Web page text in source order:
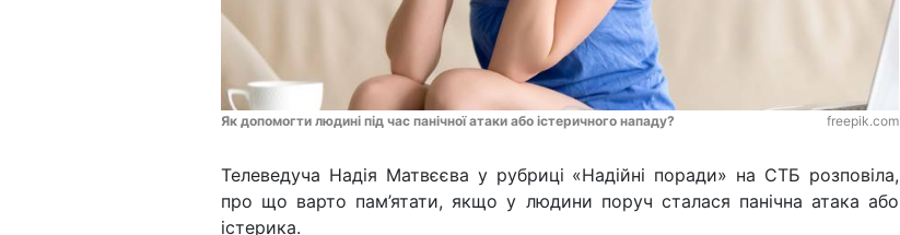
Як допомогти людині під час панічної атаки або істеричного нападу? freepik.com
Телеведуча Надія Матвєєва у рубриці «Надійні поради» на СТБ розповіла,
про що варто пам’ятати, якщо у людини поруч сталася панічна атака або
істерика.